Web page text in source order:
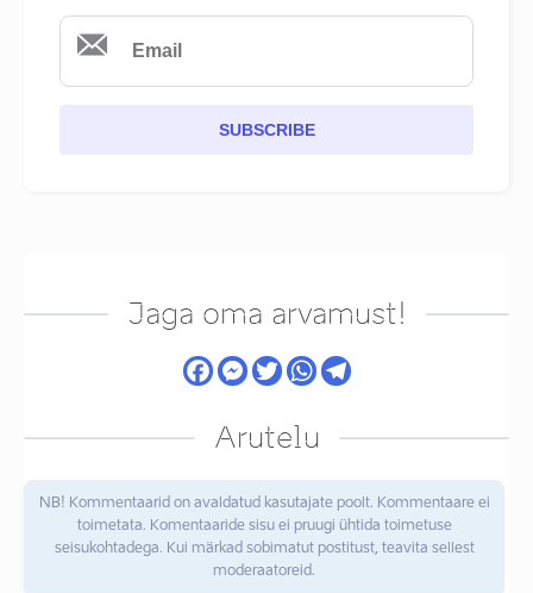
SUBSCRIBE
Jaga oma arvamust!
Arutelu
NB! Kommentaarid on avaldatud kasutajate poolt. Kommentaare ei
toimetata. Komentaaride sisu ei pruugi ühtida toimetuse
seisukohtadega. Kui märkad sobimatut postitust, teavita sellest
moderaatoreid.